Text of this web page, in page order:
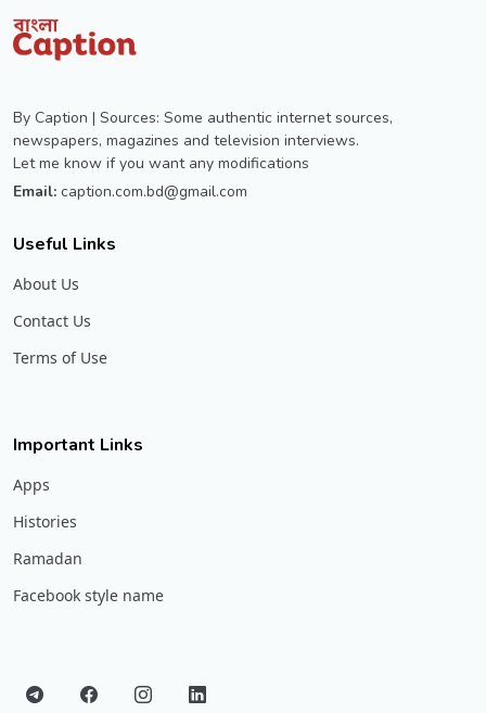
By Caption | Sources: Some authentic internet sources,
newspapers, magazines and television interviews.
Let me know if you want any modifications
Email: caption.com.bd@gmail.com
Useful Links
About Us
Contact Us
Terms of Use
Important Links
Apps
Histories
Ramadan
Facebook style name